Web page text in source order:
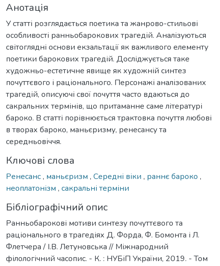
Анотація
У статті розглядається поетика та жанрово-стильові
особливості ранньобарокових трагедій. Аналізуються
світоглядні основи екзальтації як важливого елементу
поетики барокових трагедій. Досліджується таке
художньо-естетичне явище як художній синтез
почуттєвого і раціонального. Персонажі аналізованих
трагедій, описуючі свої почуття часто вдаються до
сакральних термінів, що притаманне саме літературі
бароко. В статті порівнюється трактовка почуття любові
в творах бароко, маньєризму, ренесансу та
середньовіччя.
Ключові слова
Ренесанс, маньєризм , Середні віки , раннє бароко ,
неоплатонізм , сакральні терміни
Бібліографічний опис
Ранньобарокові мотиви синтезу почуттєвого та
раціонального в трагедіях Д. Форда, Ф. Бомонта і Л.
Флетчера / І.В. Летуновська // Міжнародний
філологічний часопис. - К. : НУБіП України, 2019. - Том